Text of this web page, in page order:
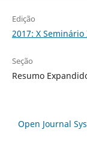
Edição
2017: X
Seção
Resumo
Open Journal